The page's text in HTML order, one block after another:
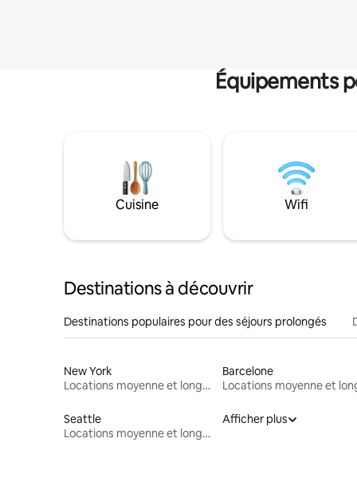
Équipements
Cuisine Wifi
Destinations à découvrir
Destinations populaires pour des séjours prolongés
New York
Locations moyenne et longue durée
Barcelone
Seattle
Locations moyenne et longue durée
Afficher plus